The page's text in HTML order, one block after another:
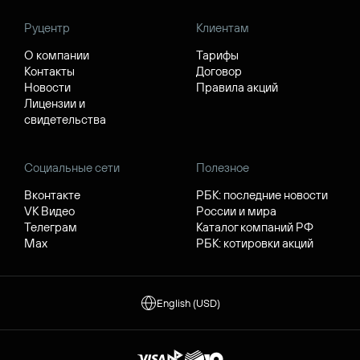
Руцентр
О компании
Контакты
Новости
Лицензии и
свидетельства
Клиентам
Тарифы
Договор
Правила акций
Социальные сети
Вконтакте
VK Видео
Телеграм
Max
Полезное
РБК: последние новости
России и мира
Каталог компаний РФ
РБК: котировки акций
English (USD)